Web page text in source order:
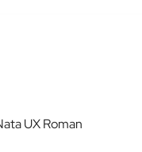
tijdloos design is waar